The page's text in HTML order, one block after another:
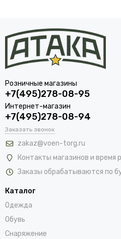
Розничные магазины
+7(495)278-08-95
Интернет-магазин
+7(495)278-08-94
Заказать звонок
zakaz@voen-torg.ru
Контакты магазинов и время
Заказы обрабатываются по
Каталог
Одежда
Обувь
Снаряжение